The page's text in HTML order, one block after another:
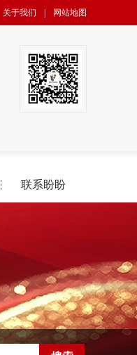
关于我们 网站地图
联系盼盼